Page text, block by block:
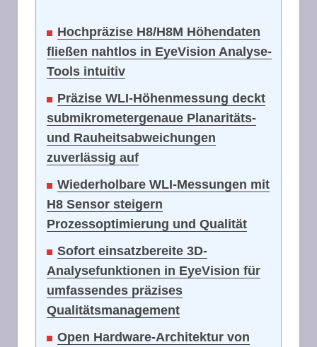
Hochpräzise H8/H8M Höhendaten
fließen nahtlos in EyeVision Analyse-
Tools intuitiv
Präzise WLI-Höhenmessung deckt
submikrometergenaue Planaritäts-
und Rauheitsabweichungen
zuverlässig auf
Wiederholbare WLI-Messungen mit
H8 Sensor steigern
Prozessoptimierung und Qualität
Sofort einsatzbereite 3D-
Analysefunktionen in EyeVision für
umfassendes präzises
Qualitätsmanagement
Open Hardware-Architektur von